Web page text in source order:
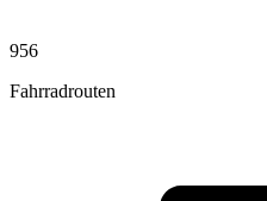
956
Fahrradrouten